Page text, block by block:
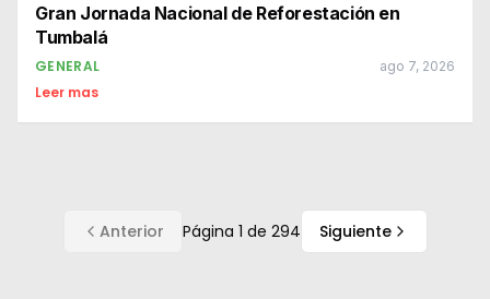
Gran Jornada Nacional de Reforestación en
Tumbalá
GENERAL ago 7, 2026
Leer mas
Anterior Página 1 de 294 Siguiente